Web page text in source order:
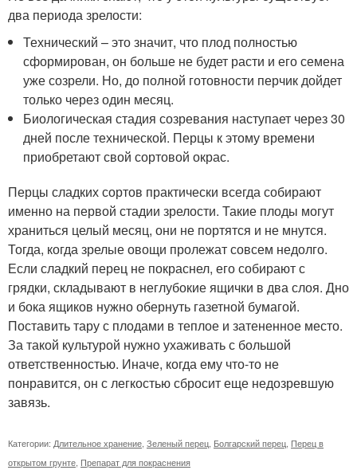
два периода зрелости:
Технический – это значит, что плод полностью
сформирован, он больше не будет расти и его семена
уже созрели. Но, до полной готовности перчик дойдет
только через один месяц.
Биологическая стадия созревания наступает через 30
дней после технической. Перцы к этому времени
приобретают свой сортовой окрас.
Перцы сладких сортов практически всегда собирают
именно на первой стадии зрелости. Такие плоды могут
храниться целый месяц, они не портятся и не мнутся.
Тогда, когда зрелые овощи пролежат совсем недолго.
Если сладкий перец не покраснел, его собирают с
грядки, складывают в неглубокие ящички в два слоя. Дно
и бока ящиков нужно обернуть газетной бумагой.
Поставить тару с плодами в теплое и затененное место.
За такой культурой нужно ухаживать с большой
ответственностью. Иначе, когда ему что-то не
понравится, он с легкостью сбросит еще недозревшую
завязь.
Категории: Длительное хранение, Зеленый перец, Болгарский перец, Перец в
открытом грунте, Препарат для покраснения